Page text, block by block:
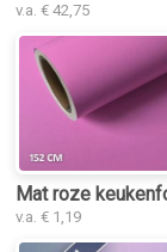
v.a. € 42,75
Mat roze
v.a. € 1,19